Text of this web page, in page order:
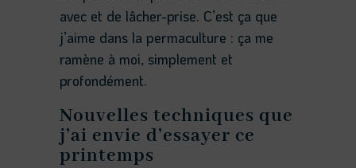
avec et de lâcher-prise. C’est ça que
j’aime dans la permaculture : ça me
ramène à moi, simplement et
profondément.
Nouvelles techniques que
j’ai envie d’essayer ce
printemps